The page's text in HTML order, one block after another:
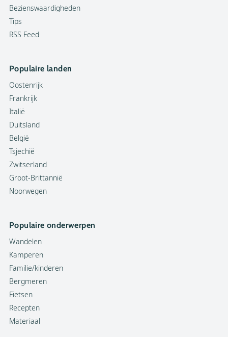
Bezienswaardigheden
Tips
RSS Feed
Populaire landen
Oostenrijk
Frankrijk
Italië
Duitsland
België
Tsjechië
Zwitserland
Groot-Brittannië
Noorwegen
Populaire onderwerpen
Wandelen
Kamperen
Familie/kinderen
Bergmeren
Fietsen
Recepten
Materiaal